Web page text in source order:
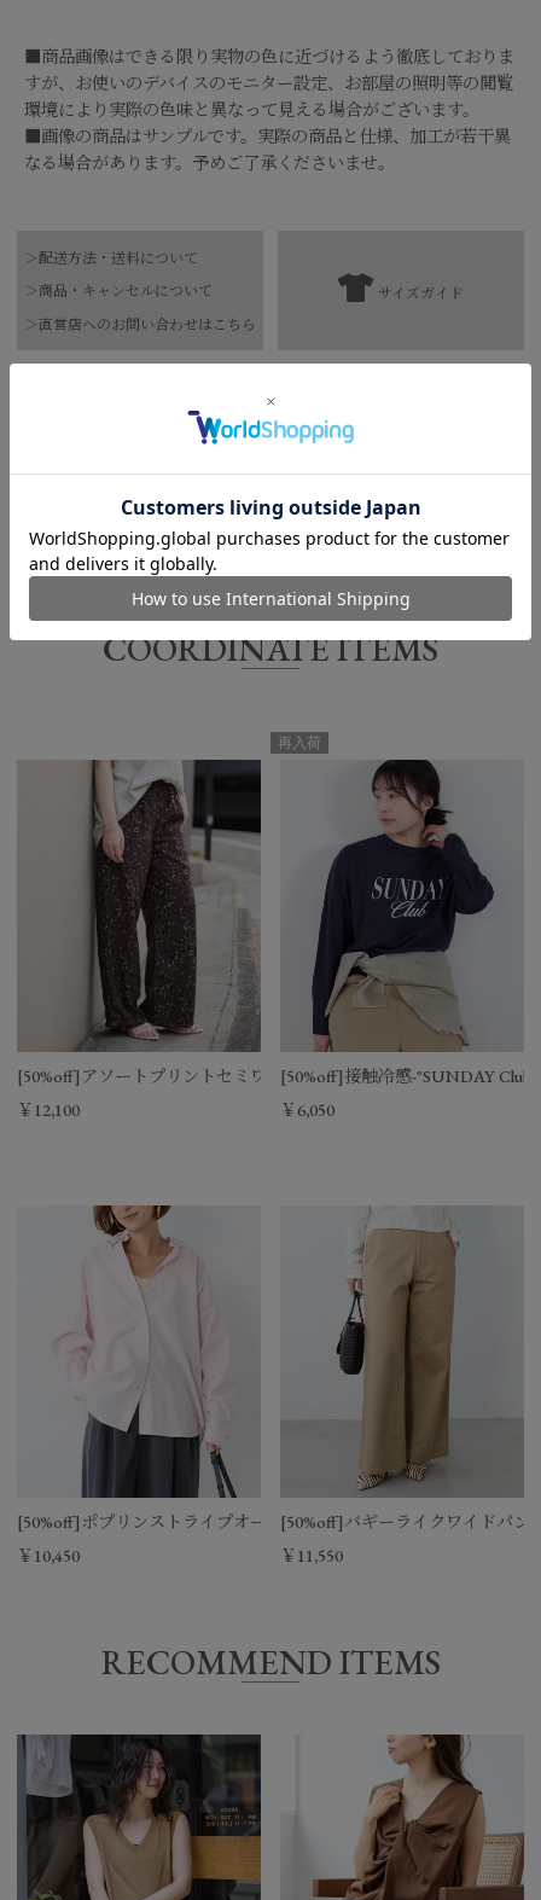
■商品画像はできる限り実物の色に近づけるよう徹底しておりま
すが、お使いのデバイスのモニター設定、お部屋の照明等の閲覧
環境により実際の色味と異なって見える場合がございます。
■画像の商品はサンプルです。実際の商品と仕様、加工が若干異
なる場合があります。予めご了承くださいませ。
水洗い可
日本
サイズ 着丈 身幅 肩幅
袖丈
68㎝ 53㎝ 40㎝
【お届け希望日につきまして】
通常は、平日営業日2～4日以内の発送となります。
また連休時、セール時期などはご希望に添えない場合がございま
＞配送方法・送料について
＞商品・キャンセルについて
＞直営店へのお問い合わせはこちら
サイズガイド
158cm 51kgRecommended
Crotch +5cm
Find out more on your body type
COORDINATE ITEMS
[50%off]アソートプリントセミワイドパンツ
￥12,100
再入荷
[50%off]接触冷感-"SUNDAY
￥6,050
[50%off]ポプリンストライプオーバーシャツ
￥10,450
[50%off]バギーライクワイドパン
￥11,550
RECOMMEND ITEMS